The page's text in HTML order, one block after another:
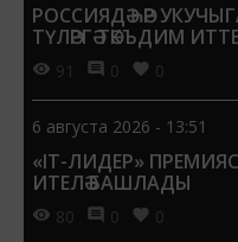
РОССИЯДӘ ҺӘР
ТҮЛӘРГӘ ТӘКЪДИМ
91 0 0
6 августа 2026 - 13:51
«IT-ЛИДЕР»
ИТЕЛӘ БАШЛАДЫ
80 0 0